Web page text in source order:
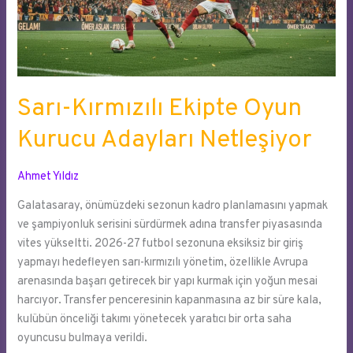
Sarı-Kırmızılı Ekipte Oyun
Kurucu Adayları Netleşiyor
Ahmet Yıldız
Galatasaray, önümüzdeki sezonun kadro planlamasını yapmak
ve şampiyonluk serisini sürdürmek adına transfer piyasasında
vites yükseltti. 2026-27 futbol sezonuna eksiksiz bir giriş
yapmayı hedefleyen sarı-kırmızılı yönetim, özellikle Avrupa
arenasında başarı getirecek bir yapı kurmak için yoğun mesai
harcıyor. Transfer penceresinin kapanmasına az bir süre kala,
kulübün önceliği takımı yönetecek yaratıcı bir orta saha
oyuncusu bulmaya verildi.